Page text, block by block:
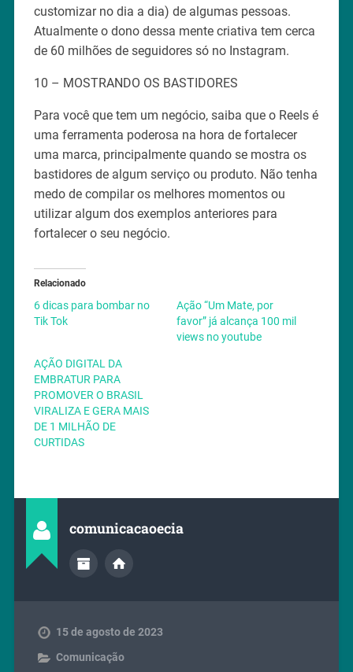
customizar no dia a dia) de algumas pessoas.
Atualmente o dono dessa mente criativa tem cerca
de 60 milhões de seguidores só no Instagram.
10 – MOSTRANDO OS BASTIDORES
Para você que tem um negócio, saiba que o Reels é
uma ferramenta poderosa na hora de fortalecer
uma marca, principalmente quando se mostra os
bastidores de algum serviço ou produto. Não tenha
medo de compilar os melhores momentos ou
utilizar algum dos exemplos anteriores para
fortalecer o seu negócio.
Relacionado
6 dicas para bombar no
Tik Tok
Ação “Um Mate, por
favor” já alcança 100 mil
views no youtube
AÇÃO DIGITAL DA
EMBRATUR PARA
PROMOVER O BRASIL
VIRALIZA E GERA MAIS
DE 1 MILHÃO DE
CURTIDAS
comunicacaoecia
15 de agosto de 2023
Comunicação